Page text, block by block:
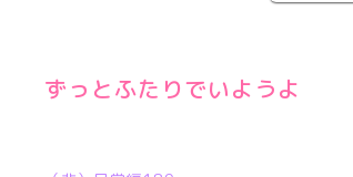
ずっとふたりでいようよ